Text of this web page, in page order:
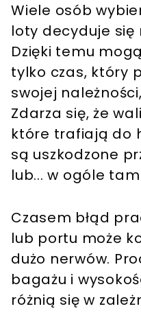
Wiele osób
loty decyduje się
Dzięki temu
tylko czas, który
swojej
Zdarza się, że
które trafiają do
są uszkodzone
lub... w ogóle
Czasem błąd
lub portu może
dużo nerwów.
bagażu i
różnią się w